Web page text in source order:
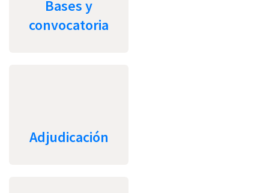
Bases y
convocatoria
Adjudicación